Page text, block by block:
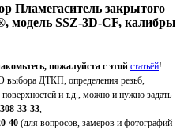
Пламегаситель закрытого
модель SSZ-3D-CF, калибры
пожалуйста с этой статьёй!
ДТКП, определения резьб,
и т.д., можно и нужно задать
33-33
40 (для вопросов, замеров и фотографий